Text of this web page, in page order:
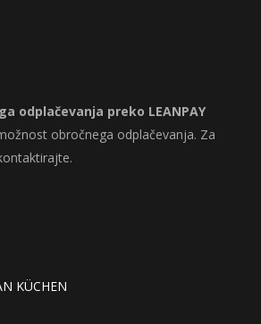
odplačevanja preko LEANPAY
obročnega odplačevanja. Za
KÜCHEN